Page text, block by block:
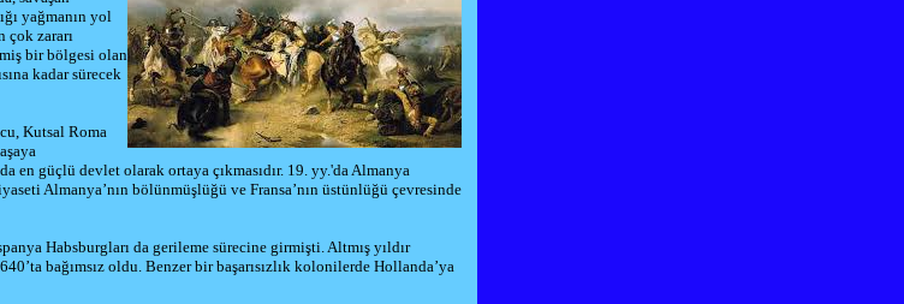
yağmanın yol
çok zararı
bir bölgesi olan
kadar sürecek
Kutsal Roma
en güçlü devlet olarak ortaya çıkmasıdır. 19. yy.'da Almanya
Almanya’nın bölünmüşlüğü ve Fransa’nın üstünlüğü çevresinde
Habsburgları da gerileme sürecine girmişti. Altmış yıldır
bağımsız oldu. Benzer bir başarısızlık kolonilerde Hollanda’ya